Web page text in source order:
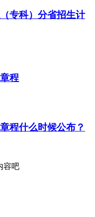
专科）分省招生计
程
程什么时候公布？
容吧